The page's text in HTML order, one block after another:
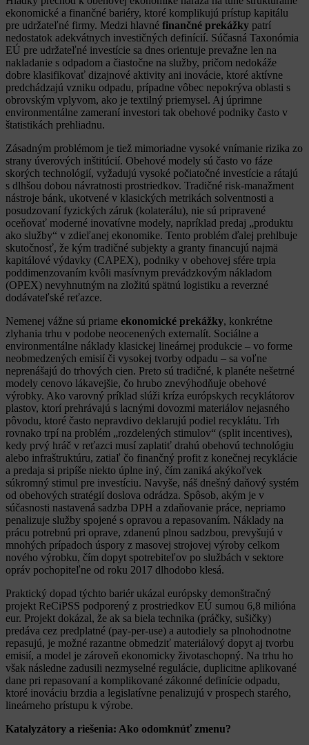
ekonomické a finančné bariéry, ktoré komplikujú prístup kapitálu
pre udržateľné firmy. Medzi hlavné finančné prekážky patrí
nedostatok adekvátnych investičných definícií. Súčasná Taxonómia
EÚ pre udržateľné investície sa dnes orientuje prevažne len na
nakladanie s odpadom a čiastočne na služby, pričom nedokáže
dobre klasifikovať dizajnové aktivity ani inovácie, ktoré aktívne
predchádzajú vzniku odpadu, prípadne vôbec nepokrýva oblasti s
obrovským vplyvom, ako je textilný priemysel. Aj úprimne
environmentálne zameraní investori tak obehové podniky často v
štatistikách prehliadnu.
Zásadným problémom je tiež mimoriadne vysoké vnímanie rizika zo
strany úverových inštitúcií. Obehové modely sú často vo fáze
skorých technológií, vyžadujú vysoké počiatočné investície a rátajú
s dlhšou dobou návratnosti prostriedkov. Tradičné risk-manažment
nástroje bánk, ukotvené v klasických metrikách solventnosti a
posudzovaní fyzických záruk (kolaterálu), nie sú pripravené
oceňovať moderné inovatívne modely, napríklad predaj „produktu
ako služby“ v zdieľanej ekonomike. Tento problém ďalej prehlbuje
skutočnosť, že kým tradičné subjekty a granty financujú najmä
kapitálové výdavky (CAPEX), podniky v obehovej sfére trpia
poddimenzovaním kvôli masívnym prevádzkovým nákladom
(OPEX) nevyhnutným na zložitú spätnú logistiku a reverzné
dodávateľské reťazce.
Nemenej vážne sú priame ekonomické prekážky, konkrétne
zlyhania trhu v podobe neocenených externalít. Sociálne a
environmentálne náklady klasickej lineárnej produkcie – vo forme
neobmedzených emisií či vysokej tvorby odpadu – sa voľne
neprenášajú do trhových cien. Preto sú tradičné, k planéte nešetrné
modely cenovo lákavejšie, čo hrubo znevýhodňuje obehové
výrobky. Ako varovný príklad slúži kríza európskych recyklátorov
plastov, ktorí prehrávajú s lacnými dovozmi materiálov nejasného
pôvodu, ktoré často nepravdivo deklarujú podiel recyklátu. Trh
rovnako trpí na problém „rozdelených stimulov“ (split incentives),
kedy prvý hráč v reťazci musí zaplatiť drahú obehovú technológiu
alebo infraštruktúru, zatiaľ čo finančný profit z konečnej recyklácie
a predaja si pripíše niekto úplne iný, čím zaniká akýkoľvek
súkromný stimul pre investíciu. Navyše, náš dnešný daňový systém
od obehových stratégií doslova odrádza. Spôsob, akým je v
súčasnosti nastavená sadzba DPH a zdaňovanie práce, nepriamo
penalizuje služby spojené s opravou a repasovaním. Náklady na
prácu potrebnú pri oprave, zdanenú plnou sadzbou, prevyšujú v
mnohých prípadoch úspory z masovej strojovej výroby celkom
nového výrobku, čím dopyt spotrebiteľov po službách v sektore
opráv pochopiteľne od roku 2017 dlhodobo klesá.
Praktický dopad týchto bariér ukázal európsky demonštračný
projekt ReCiPSS podporený z prostriedkov EÚ sumou 6,8 milióna
eur. Projekt dokázal, že ak sa biela technika (práčky, sušičky)
predáva cez predplatné (pay-per-use) a autodiely sa plnohodnotne
repasujú, je možné razantne obmedziť materiálový dopyt aj tvorbu
emisií, a model je zároveň ekonomicky životaschopný. Na trhu ho
však následne zadusili nezmyselné regulácie, duplicitne aplikované
dane pri repasovaní a komplikované zákonné definície odpadu,
ktoré inováciu brzdia a legislatívne penalizujú v prospech starého,
lineárneho prístupu k výrobe.
Katalyzátory a riešenia: Ako odomknúť zmenu?